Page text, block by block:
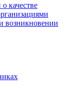
качестве
возникновении